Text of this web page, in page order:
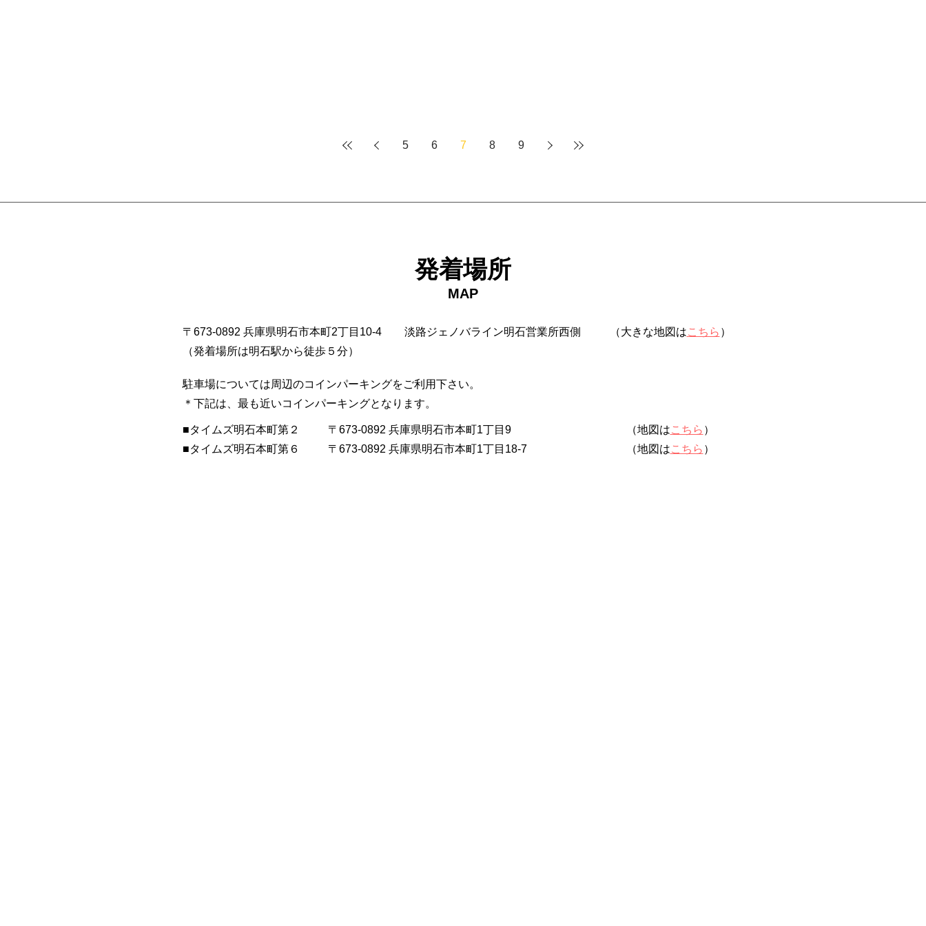
5 6 7 8 9
発着場所
MAP
〒673-0892 兵庫県明石市本町2丁目10-4 淡路ジェノバライン明石営業所西側 （大きな地図はこちら ）
​（発着場所は明石駅から徒歩５分）
駐車場については周辺のコインパーキングをご利用下さい。
​＊下記は、最も近いコインパーキングとなります。
■​タイムズ明石本町第２
​■タイムズ明石本町第６
〒673-0892 兵庫県明石市本町1丁目9
〒673-0892 兵庫県明石市本町1丁目18-7
（地図はこちら ）
（地図はこちら ）